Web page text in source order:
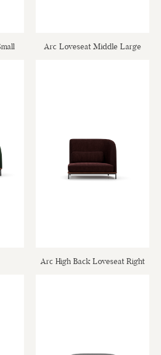
Arc Loveseat Middle Large
Arc High Back Loveseat Right